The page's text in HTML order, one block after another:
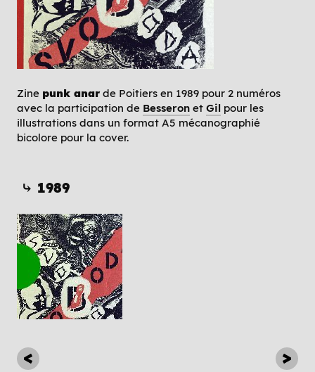
Zine punk anar de Poitiers en 1989 pour 2 numéros
avec la participation de Besseron et Gil pour les
illustrations dans un format A5 mécanographié
bicolore pour la cover.
⤷ 1989